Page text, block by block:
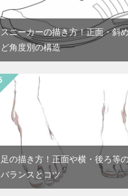
スニーカーの描き方！正面・斜
ど角度別の構造
足の描き方！正面や横・後ろ等
バランスとコツ